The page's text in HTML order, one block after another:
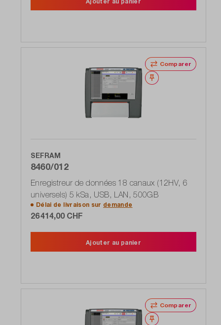
Comparer
Noter
SEFRAM
8460/012
Enregistreur de données 18 canaux (12HV, 6
universels) 5 kSa, USB, LAN, 500GB
Délai de livraison sur demande
26 414,00 CHF
Ajouter au panier
Comparer
Noter